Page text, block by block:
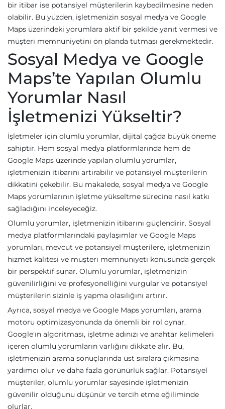
bir itibar ise potansiyel müşterilerin kaybedilmesine neden
olabilir. Bu yüzden, işletmenizin sosyal medya ve Google
Maps üzerindeki yorumlara aktif bir şekilde yanıt vermesi ve
müşteri memnuniyetini ön planda tutması gerekmektedir.
Sosyal Medya ve Google
Maps’te Yapılan Olumlu
Yorumlar Nasıl
İşletmenizi Yükseltir?
İşletmeler için olumlu yorumlar, dijital çağda büyük öneme
sahiptir. Hem sosyal medya platformlarında hem de
Google Maps üzerinde yapılan olumlu yorumlar,
işletmenizin itibarını artırabilir ve potansiyel müşterilerin
dikkatini çekebilir. Bu makalede, sosyal medya ve Google
Maps yorumlarının işletme yükseltme sürecine nasıl katkı
sağladığını inceleyeceğiz.
Olumlu yorumlar, işletmenizin itibarını güçlendirir. Sosyal
medya platformlarındaki paylaşımlar ve Google Maps
yorumları, mevcut ve potansiyel müşterilere, işletmenizin
hizmet kalitesi ve müşteri memnuniyeti konusunda gerçek
bir perspektif sunar. Olumlu yorumlar, işletmenizin
güvenilirliğini ve profesyonelliğini vurgular ve potansiyel
müşterilerin sizinle iş yapma olasılığını artırır.
Ayrıca, sosyal medya ve Google Maps yorumları, arama
motoru optimizasyonunda da önemli bir rol oynar.
Google'ın algoritması, işletme adınızı ve anahtar kelimeleri
içeren olumlu yorumların varlığını dikkate alır. Bu,
işletmenizin arama sonuçlarında üst sıralara çıkmasına
yardımcı olur ve daha fazla görünürlük sağlar. Potansiyel
müşteriler, olumlu yorumlar sayesinde işletmenizin
güvenilir olduğunu düşünür ve tercih etme eğiliminde
olurlar.